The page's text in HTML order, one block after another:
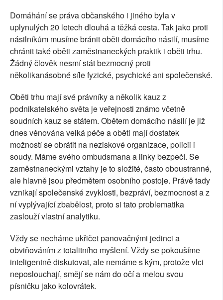
Domáhání se práva občanského i jiného byla v
uplynulých 20 letech dlouhá a těžká cesta. Tak jako proti
násilníkům musíme bránit oběti domácího násilí, musíme
chránit také oběti zaměstnaneckých praktik i oběti trhu.
Žádný člověk nesmí stát bezmocný proti
několikanásobné síle fyzické, psychické ani společenské.
Oběti trhu mají své právníky a několik kauz z
podnikatelského světa je veřejnosti známo včetně
soudních kauz se státem. Obětem domácího násilí je již
dnes věnována velká péče a oběti mají dostatek
možností se obrátit na neziskové organizace, policii i
soudy. Máme svého ombudsmana a linky bezpečí. Se
zaměstnaneckými vztahy je to složité, často oboustranné,
ale hlavně jsou předmětem osobního postoje. Právě tady
vznikají společenské zvyklosti, bezpráví, bezmocnost a z
ní vyplývající zbabělost, proto si tato problematika
zaslouží vlastní analytiku.
Vždy se necháme ukřičet panovačnými jedinci a
obviňováním z totalitního myšlení. Vždy se pokoušíme
inteligentně diskutovat, ale nemáme s kým, protože vlci
neposlouchají, smějí se nám do očí a melou svou
písničku jako kolovrátek.